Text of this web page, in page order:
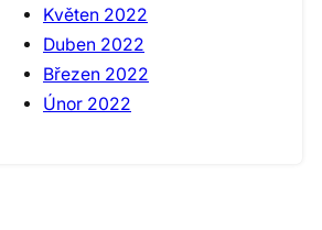
Květen 2022
Duben 2022
Březen 2022
Únor 2022